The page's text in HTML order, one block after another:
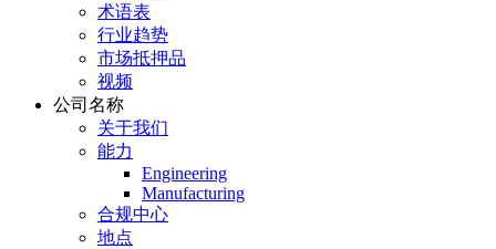
术语表
行业趋势
市场抵押品
视频
公司名称
关于我们
能力
Engineering
Manufacturing
合规中心
地点